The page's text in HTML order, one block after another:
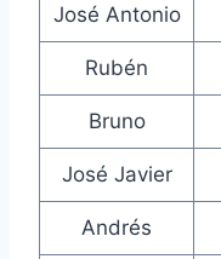
José Antonio
Rubén
Bruno
José Javier
Andrés